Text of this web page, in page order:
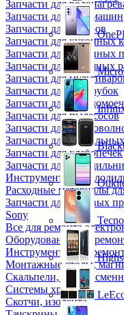
Запчасти для
Запчасти для кофемашин
Запчасти для кулеров
Запчасти для кухонных
Запчасти для кухонных
Запчасти для масляных
Запчасти для
Запчасти для мясорубок
Запчасти для
Запчасти для пылесосов
Запчасти для
Запчасти для
Запчасти для хлебопечек
Запчасти для
Инструмент для
Расходные материалы
Запчасти для игровых
Sony
Все для ремонта
Оборудование для
Инструменты для
Монтажные столы,
Скальпели, лезвия
Системы хранения
Скотчи, изолента
Tecno